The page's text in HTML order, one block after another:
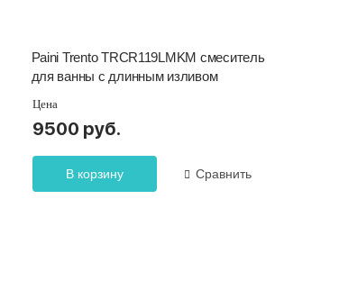
Paini Trento TRCR119LMKM смеситель
для ванны с длинным изливом
Цена
9500 руб.
В корзину Сравнить